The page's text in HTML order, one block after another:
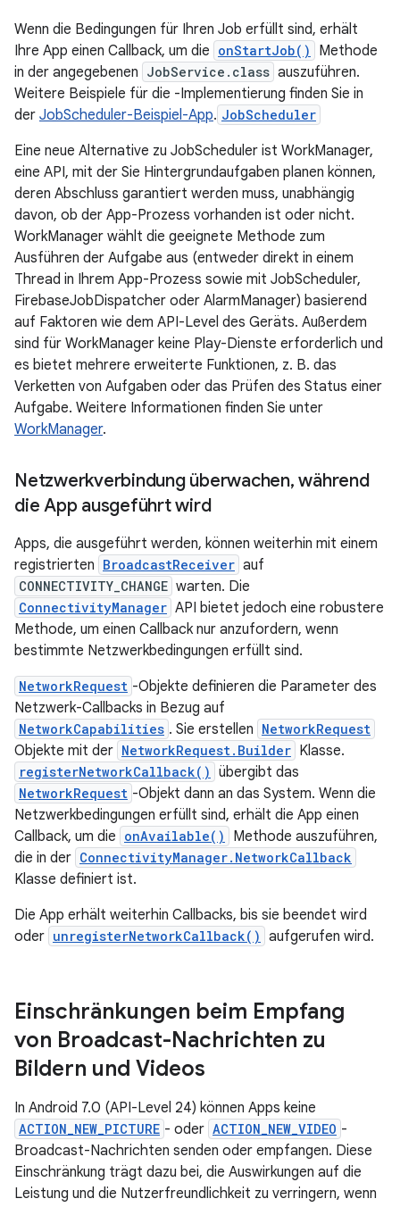
Wenn die Bedingungen für Ihren Job erfüllt sind, erhält
Ihre App einen Callback, um die onStartJob()
Methode
in der angegebenen JobService.class auszuführen.
Weitere Beispiele für die -Implementierung finden Sie in
der JobScheduler-Beispiel-App. JobScheduler
Eine neue Alternative zu JobScheduler ist WorkManager,
eine API, mit der Sie Hintergrundaufgaben planen können,
deren Abschluss garantiert werden muss, unabhängig
davon, ob der App-Prozess vorhanden ist oder nicht.
WorkManager wählt die geeignete Methode zum
Ausführen der Aufgabe aus (entweder direkt in einem
Thread in Ihrem App-Prozess sowie mit JobScheduler,
FirebaseJobDispatcher oder AlarmManager) basierend
auf Faktoren wie dem API-Level des Geräts. Außerdem
sind für WorkManager keine Play-Dienste erforderlich und
es bietet mehrere erweiterte Funktionen, z. B. das
Verketten von Aufgaben oder das Prüfen des Status einer
Aufgabe. Weitere Informationen finden Sie unter
WorkManager.
Netzwerkverbindung überwachen, während
die App ausgeführt wird
Apps, die ausgeführt werden, können weiterhin mit einem
registrierten BroadcastReceiver auf
CONNECTIVITY_CHANGE warten. Die
ConnectivityManager API bietet jedoch eine robustere
Methode, um einen Callback nur anzufordern, wenn
bestimmte Netzwerkbedingungen erfüllt sind.
NetworkRequest -Objekte definieren die Parameter des
Netzwerk-Callbacks in Bezug auf
NetworkCapabilities . Sie erstellen NetworkRequest
Objekte mit der NetworkRequest.Builder Klasse.
registerNetworkCallback() übergibt das
NetworkRequest -Objekt dann an das System. Wenn die
Netzwerkbedingungen erfüllt sind, erhält die App einen
Callback, um die onAvailable()
Methode auszuführen,
die in der ConnectivityManager.NetworkCallback
Klasse definiert ist.
Die App erhält weiterhin Callbacks, bis sie beendet wird
oder unregisterNetworkCallback() aufgerufen wird.
Einschränkungen beim Empfang
von Broadcast-Nachrichten zu
Bildern und Videos
In Android 7.0 (API-Level 24) können Apps keine
ACTION_NEW_PICTURE - oder ACTION_NEW_VIDEO -
Broadcast-Nachrichten senden oder empfangen. Diese
Einschränkung trägt dazu bei, die Auswirkungen auf die
Leistung und die Nutzerfreundlichkeit zu verringern, wenn